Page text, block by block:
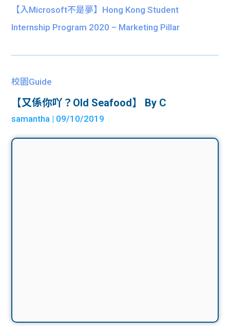
【入Microsoft不是夢】Hong Kong Student
Internship Program 2020 – Marketing Pillar
校園Guide
【又係你吖？Old Seafood】 By C
samantha | 09/10/2019